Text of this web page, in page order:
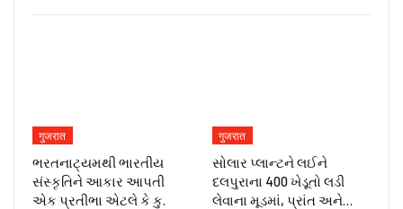
गुजरात
ભરતનાટ્યમથી ભારતીય
સંસ્કૃતિને આકાર આપતી
એક પ્રતીભા એટલે કે‌ કુ.
गुजरात
સોલાર પ્લાન્ટને લઈને
દલપુરાના 400 ખેડૂતો લડી
લેવાના મૂડમાં, પ્રાંત અને…